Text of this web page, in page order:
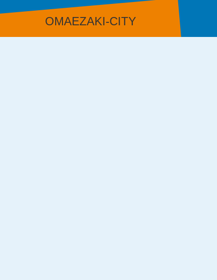
OMAEZAKI-CITY